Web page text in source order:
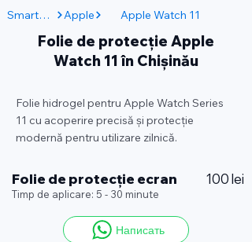
Smartwatch Apple Apple Watch 11
Folie de protecție Apple
Watch 11 în Chișinău
Folie hidrogel pentru Apple Watch Series
11 cu acoperire precisă și protecție
modernă pentru utilizare zilnică.
Folie de protecție ecran 100 lei
Timp de aplicare: 5 - 30 minute
Написать